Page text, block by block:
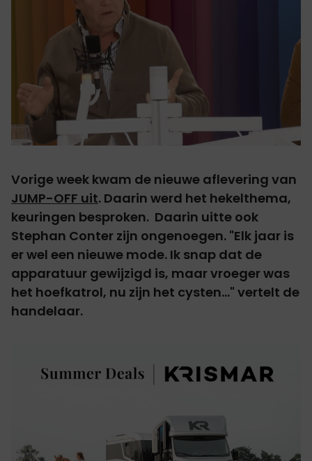
Vorige week kwam de nieuwe aflevering van
JUMP-OFF uit. Daarin werd het hekelthema,
keuringen besproken. Daarin uitte ook
Stephan Conter zijn ongenoegen. "Elk jaar is
er wel een nieuwe mode. Ik snap dat de
apparatuur gewijzigd is, maar vroeger was
het hoefkatrol, nu zijn het cysten..." vertelt de
handelaar.